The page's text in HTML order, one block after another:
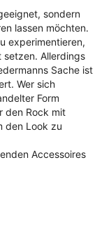
sondern
lassen möchten.
experimentieren,
setzen. Allerdings
Sache ist
Wer sich
Form
den Rock mit
den Look zu
Accessoires